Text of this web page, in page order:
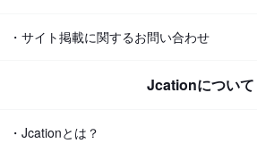
・サイト掲載に関するお問い合わせ
Jcationについて
・Jcationとは？